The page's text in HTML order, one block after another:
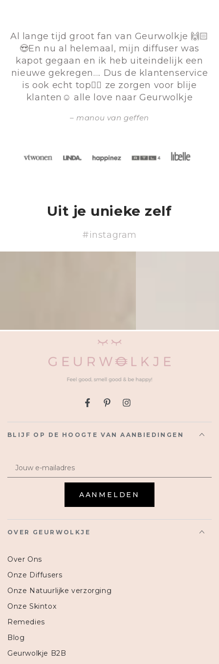
Al lange tijd groot fan van Geurwolkje 🙌🏻
😍En nu al helemaal, mijn diffuser was
kapot gegaan en ik heb uiteindelijk een
nieuwe gekregen…. Dus de klantenservice
is ook echt top👌🏻 ze zorgen voor blije
klanten☺️ alle love naar Geurwolkje
manou van geffen
Uit je unieke zelf
#instagram
OVER GEURWOLKJE
Over Ons
Onze Diffusers
Onze Natuurlijke verzorging
Onze Skintox
Remedies
Blog
Geurwolkje B2B
Facebook
PinterestInstagram
BLIJF OP DE HOOGTE VAN AANBIEDINGEN
AANMELDEN